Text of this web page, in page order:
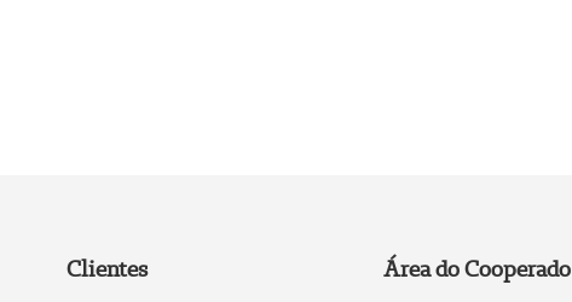
Clientes Área do Cooperado